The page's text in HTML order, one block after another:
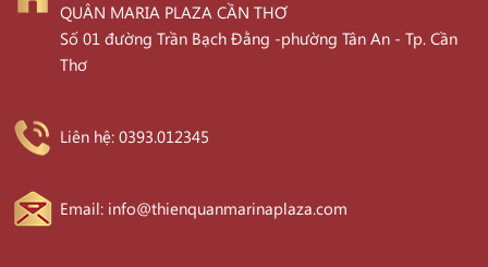
QUÂN MARIA PLAZA CẦN THƠ
Số 01 đường Trần Bạch Đằng -phường Tân An - Tp. Cần
Thơ
Liên hệ: 0393.012345
Email: info@thienquanmarinaplaza.com